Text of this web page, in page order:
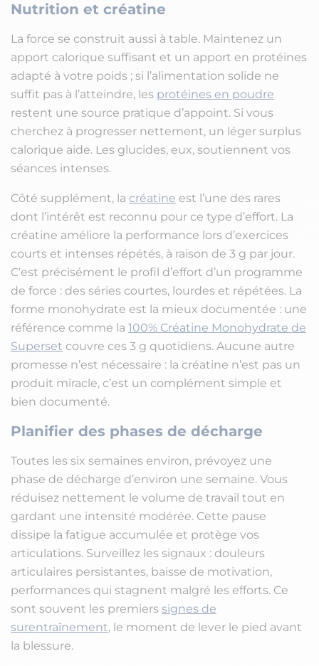
Nutrition et créatine
La force se construit aussi à table. Maintenez un
apport calorique suffisant et un apport en protéines
adapté à votre poids ; si l’alimentation solide ne
suffit pas à l’atteindre, les protéines en poudre
restent une source pratique d’appoint. Si vous
cherchez à progresser nettement, un léger surplus
calorique aide. Les glucides, eux, soutiennent vos
séances intenses.
Côté supplément, la créatine est l’une des rares
dont l’intérêt est reconnu pour ce type d’effort. La
créatine améliore la performance lors d’exercices
courts et intenses répétés, à raison de 3 g par jour.
C’est précisément le profil d’effort d’un programme
de force : des séries courtes, lourdes et répétées. La
forme monohydrate est la mieux documentée : une
référence comme la 100% Créatine Monohydrate de
Superset couvre ces 3 g quotidiens. Aucune autre
promesse n’est nécessaire : la créatine n’est pas un
produit miracle, c’est un complément simple et
bien documenté.
Planifier des phases de décharge
Toutes les six semaines environ, prévoyez une
phase de décharge d’environ une semaine. Vous
réduisez nettement le volume de travail tout en
gardant une intensité modérée. Cette pause
dissipe la fatigue accumulée et protège vos
articulations. Surveillez les signaux : douleurs
articulaires persistantes, baisse de motivation,
performances qui stagnent malgré les efforts. Ce
sont souvent les premiers signes de
surentraînement, le moment de lever le pied avant
la blessure.